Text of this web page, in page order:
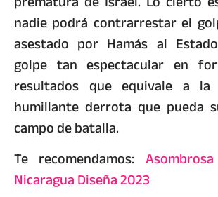
nadie podrá contrarrestar el
asestado por Hamás al
golpe tan espectacular en
resultados que equivale a
humillante derrota que pueda
campo de batalla.
Te recomendamos:
Nicaragua Diseña 2023